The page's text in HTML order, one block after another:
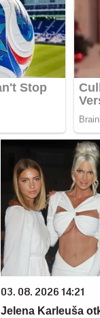
03. 08. 2026 14:21
Jelena Karleuša